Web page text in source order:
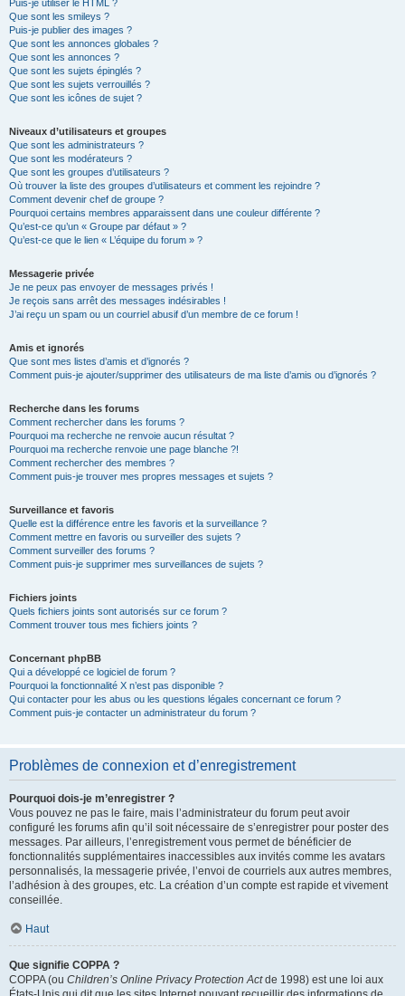
Puis-je utiliser le HTML ?
Que sont les smileys ?
Puis-je publier des images ?
Que sont les annonces globales ?
Que sont les annonces ?
Que sont les sujets épinglés ?
Que sont les sujets verrouillés ?
Que sont les icônes de sujet ?
Niveaux d’utilisateurs et groupes
Que sont les administrateurs ?
Que sont les modérateurs ?
Que sont les groupes d’utilisateurs ?
Où trouver la liste des groupes d’utilisateurs et comment les rejoindre ?
Comment devenir chef de groupe ?
Pourquoi certains membres apparaissent dans une couleur différente ?
Qu’est-ce qu’un « Groupe par défaut » ?
Qu’est-ce que le lien « L’équipe du forum » ?
Messagerie privée
Je ne peux pas envoyer de messages privés !
Je reçois sans arrêt des messages indésirables !
J’ai reçu un spam ou un courriel abusif d’un membre de ce forum !
Amis et ignorés
Que sont mes listes d’amis et d’ignorés ?
Comment puis-je ajouter/supprimer des utilisateurs de ma liste d’amis ou d’ignorés ?
Recherche dans les forums
Comment rechercher dans les forums ?
Pourquoi ma recherche ne renvoie aucun résultat ?
Pourquoi ma recherche renvoie une page blanche ?!
Comment rechercher des membres ?
Comment puis-je trouver mes propres messages et sujets ?
Surveillance et favoris
Quelle est la différence entre les favoris et la surveillance ?
Comment mettre en favoris ou surveiller des sujets ?
Comment surveiller des forums ?
Comment puis-je supprimer mes surveillances de sujets ?
Fichiers joints
Quels fichiers joints sont autorisés sur ce forum ?
Comment trouver tous mes fichiers joints ?
Concernant phpBB
Qui a développé ce logiciel de forum ?
Pourquoi la fonctionnalité X n’est pas disponible ?
Qui contacter pour les abus ou les questions légales concernant ce forum ?
Comment puis-je contacter un administrateur du forum ?
Problèmes de connexion et d’enregistrement
Pourquoi dois-je m’enregistrer ?
Vous pouvez ne pas le faire, mais l’administrateur du forum peut avoir
configuré les forums afin qu’il soit nécessaire de s’enregistrer pour poster des
messages. Par ailleurs, l’enregistrement vous permet de bénéficier de
fonctionnalités supplémentaires inaccessibles aux invités comme les avatars
personnalisés, la messagerie privée, l’envoi de courriels aux autres membres,
l’adhésion à des groupes, etc. La création d’un compte est rapide et vivement
conseillée.
Haut
Que signifie COPPA ?
COPPA (ou Children’s Online Privacy Protection Actde 1998) est une loi aux